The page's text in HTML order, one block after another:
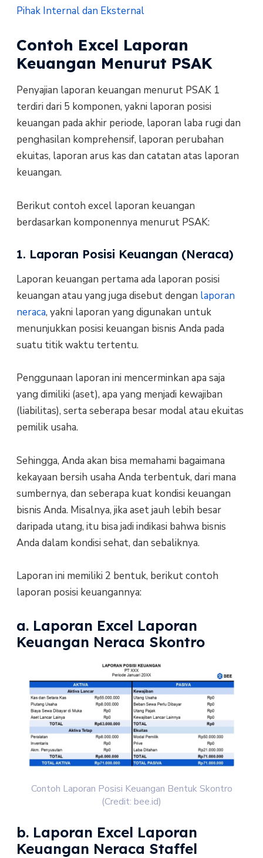
Pihak Internal dan Eksternal
Contoh Excel Laporan
Keuangan Menurut PSAK
Penyajian laporan keuangan menurut PSAK 1
terdiri dari 5 komponen, yakni laporan posisi
keuangan pada akhir periode, laporan laba rugi dan
penghasilan komprehensif, laporan perubahan
ekuitas, laporan arus kas dan catatan atas laporan
keuangan.
Berikut contoh excel laporan keuangan
berdasarkan komponennya menurut PSAK:
1. Laporan Posisi Keuangan (Neraca)
Laporan keuangan pertama ada laporan posisi
keuangan atau yang juga disebut dengan laporan
neraca, yakni laporan yang digunakan untuk
menunjukkan posisi keuangan bisnis Anda pada
suatu titik waktu tertentu.
Penggunaan laporan ini mencerminkan apa saja
yang dimiliki (aset), apa yang menjadi kewajiban
(liabilitas), serta seberapa besar modal atau ekuitas
pemilik usaha.
Sehingga, Anda akan bisa memahami bagaimana
kekayaan bersih usaha Anda terbentuk, dari mana
sumbernya, dan seberapa kuat kondisi keuangan
bisnis Anda. Misalnya, jika aset jauh lebih besar
daripada utang, itu bisa jadi indikasi bahwa bisnis
Anda dalam kondisi sehat, dan sebaliknya.
Laporan ini memiliki 2 bentuk, berikut contoh
laporan posisi keuangannya:
a. Laporan Excel Laporan
Keuangan Neraca Skontro
Contoh Laporan Posisi Keuangan Bentuk Skontro
(Credit: bee.id)
b. Laporan Excel Laporan
Keuangan Neraca Staffel